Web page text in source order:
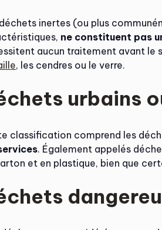
inertes (ou plus
ne constituent pas
aucun traitement avant le
, les cendres ou le verre.
urbains
classification comprend les
. Également appelés
et en plastique, bien que